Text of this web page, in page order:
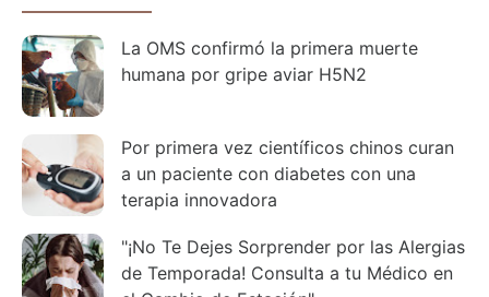
La OMS confirmó la primera muerte
humana por gripe aviar H5N2
Por primera vez científicos chinos curan
a un paciente con diabetes con una
terapia innovadora
"¡No Te Dejes Sorprender por las Alergias
de Temporada! Consulta a tu Médico en